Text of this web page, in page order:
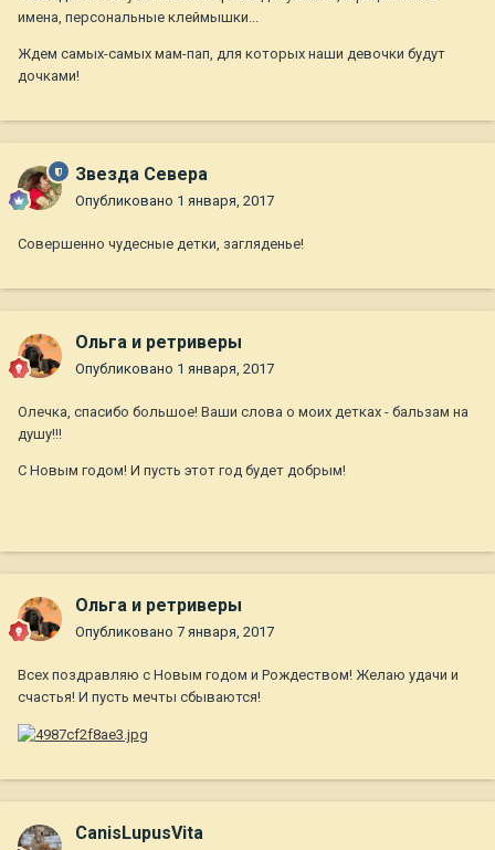
имена, персональные клеймышки...
Ждем самых-самых мам-пап, для которых наши девочки будут
дочками!
Звезда Севера
Опубликовано 1 января, 2017
Совершенно чудесные детки, загляденье!
Ольга и ретриверы
Опубликовано 1 января, 2017
Олечка, спасибо большое! Ваши слова о моих детках - бальзам на
душу!!!
С Новым годом! И пусть этот год будет добрым!
Ольга и ретриверы
Опубликовано 7 января, 2017
Всех поздравляю с Новым годом и Рождеством! Желаю удачи и
счастья! И пусть мечты сбываются!
CanisLupusVita